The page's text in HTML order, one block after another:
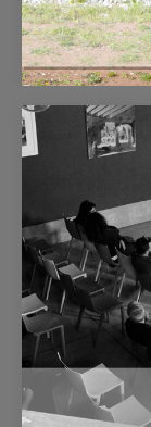
Σεμινάρια
Δείτε εδώ τα
Φωτογραφική